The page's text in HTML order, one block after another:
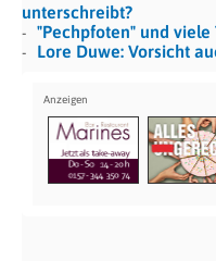
unterschreibt?
"Pechpfoten" und
Lore Duwe: Vorsicht